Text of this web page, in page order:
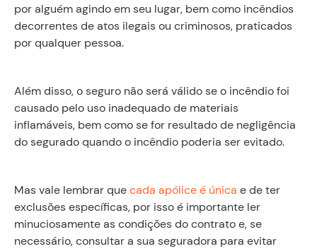
por alguém agindo em seu lugar, bem como incêndios
decorrentes de atos ilegais ou criminosos, praticados
por qualquer pessoa.
Além disso, o seguro não será válido se o incêndio foi
causado pelo uso inadequado de materiais
inflamáveis, bem como se for resultado de negligência
do segurado quando o incêndio poderia ser evitado.
Mas vale lembrar quecada apólice é única e de ter
exclusões específicas, por isso é importante ler
minuciosamente as condições do contrato e, se
necessário, consultar a sua seguradora para evitar